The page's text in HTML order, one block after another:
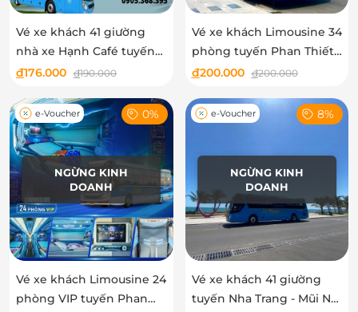
Vé xe khách 41 giường
nhà xe Hạnh Café tuyến
Phan Thiết - Sài Gòn
đ176.000 đ190.000
Vé xe khách Limousine 34
phòng tuyến Phan Thiết -
Sài Gòn - Nhà xe Hạnh
đ200.000 đ200.000
NGỪNG KINH
DOANH
e-Voucher 0%
Vé xe khách Limousine 24
phòng VIP tuyến Phan
NGỪNG KINH
DOANH
e-Voucher 8%
Vé xe khách 41 giường
tuyến Nha Trang - Mũi Né